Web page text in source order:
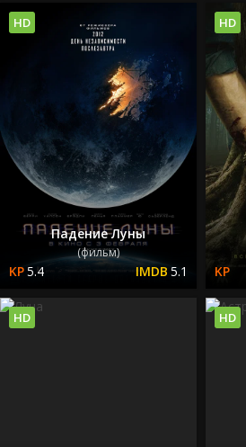
Падение Луны
(фильм)
5.4 5.1
HD HD
HD HD